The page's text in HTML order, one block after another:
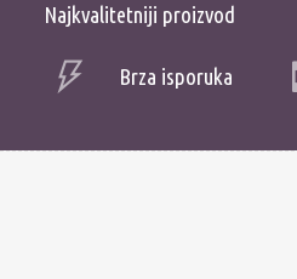
Najkvalitetniji proizvod
Brza isporuka